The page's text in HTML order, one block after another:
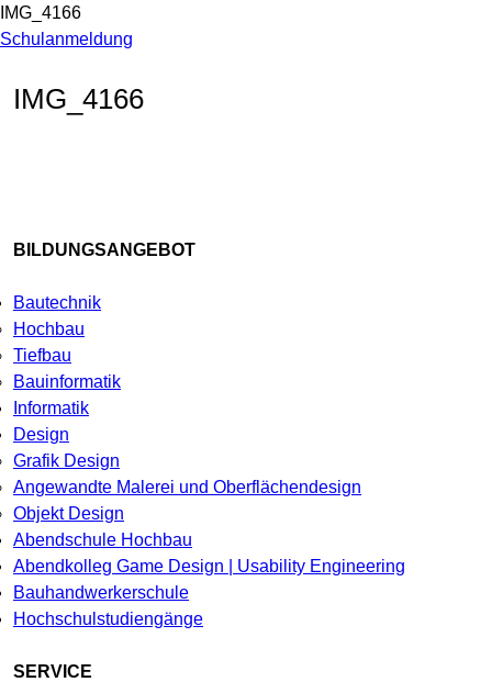
IMG_4166
Schulanmeldung
IMG_4166
BILDUNGSANGEBOT
Bautechnik
Hochbau
Tiefbau
Bauinformatik
Informatik
Design
Grafik Design
Angewandte Malerei und Oberflächendesign
Objekt Design
Abendschule Hochbau
Abendkolleg Game Design | Usability Engineering
Bauhandwerkerschule
Hochschulstudiengänge
SERVICE